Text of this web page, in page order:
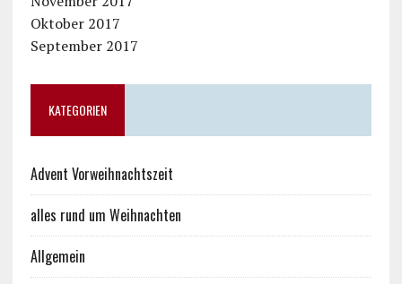
Oktober 2017
September 2017
KATEGORIEN
Advent Vorweihnachtszeit
alles rund um Weihnachten
Allgemein